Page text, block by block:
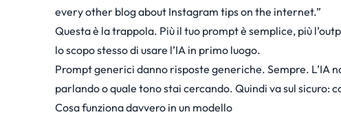
every other blog about Instagram tips on the internet.”
Questa è la trappola. Più il tuo prompt è semplice, più
lo scopo stesso di usare l’IA in primo luogo.
Prompt generici danno risposte generiche. Sempre. L’IA
parlando o quale tono stai cercando. Quindi va sul
Cosa funziona davvero in un modello